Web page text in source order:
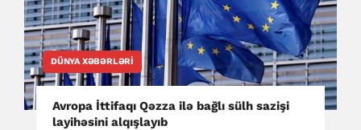
DÜNYA XƏBƏRLƏRI
Avropa İttifaqı Qəzza ilə bağlı sülh sazişi
layihəsini alqışlayıb